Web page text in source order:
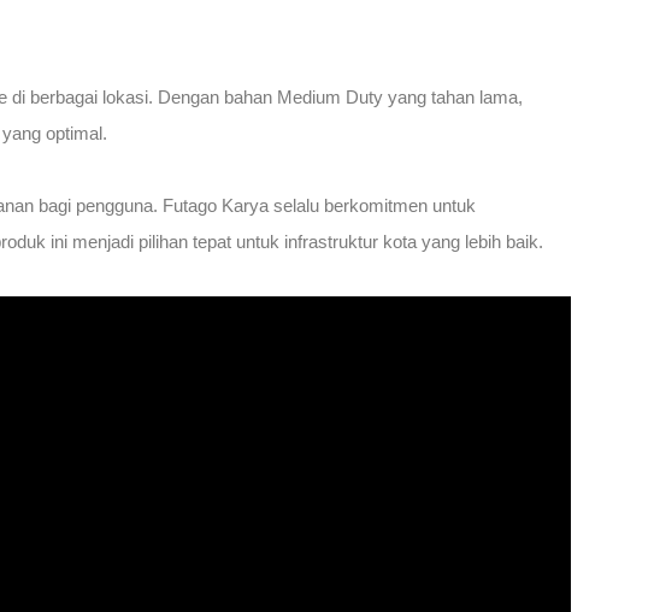
berbagai lokasi. Dengan bahan Medium Duty yang tahan lama,
optimal.
bagi pengguna. Futago Karya selalu berkomitmen untuk
ini menjadi pilihan tepat untuk infrastruktur kota yang lebih baik.